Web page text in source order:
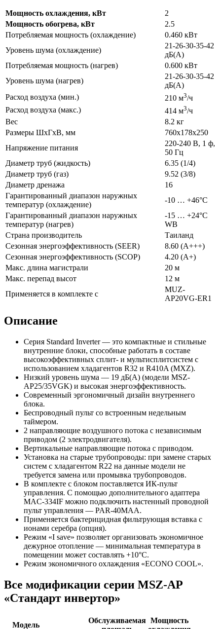
Мощность охлаждения, кВт
2
Мощность обогрева, кВт
2.5
Потребляемая мощность (охлаждение)
0.460 кВт
Уровень шума (охлаждение)
21-26-30-35-42
дБ(А)
Потребляемая мощность (нагрев)
0.600 кВт
Уровень шума (нагрев)
21-26-30-35-42
дБ(А)
Расход воздуха (мин.)
210 м3/ч
Расход воздуха (макс.)
414 м3/ч
Вес
8.2 кг
Размеры ШхГхВ, мм
760x178x250
Напряжение питания
220-240 В, 1 ф,
50 Гц
Диаметр труб (жидкость)
6.35 (1/4)
Диаметр труб (газ)
9.52 (3/8)
Диаметр дренажа
16
Гарантированный диапазон наружных
температур (охлаждение)
-10 … +46°C
Гарантированный диапазон наружных
температур (нагрев)
-15 … +24°C
WB
Страна производитель
Таиланд
Сезонная энергоэффективность (SEER)
8.60 (A+++)
Сезонная энергоэффективность (SCOP)
4.20 (A+)
Макс. длина магистрали
20 м
Макс. перепад высот
12 м
Применяется в комплекте с
MUZ-
AP20VG-ER1
Описание
Серия Standard Inverter — это компактные и стильные
внутренние блоки, способные работать в составе
высокоэффективных сплит- и мультисплитсистем с
использованием хладагентов R32 и R410A (MXZ).
Низкий уровень шума — 19 дБ(А) (модели MSZ-
AP25/35VGK) и высокая энергоэффективность.
Современный эргономичный дизайн внутреннего
блока.
Беспроводный пульт со встроенным недельным
таймером.
2 направляющие воздушного потока с независимым
приводом (2 электродвигателя).
Вертикальные направляющие потока с приводом.
Установка на старые трубопроводы: при замене старых
систем с хладагентом R22 на данные модели не
требуется замена или промывка трубопроводов.
В комплекте с блоком поставляется ИК-пульт
управления. С помощью дополнительного адаптера
MAC-334IF можно подключить настенный проводной
пульт управления — PAR-40MAA.
Применяется бактерицидная фильтрующая вставка с
ионами серебра (опция).
Режим «I save» позволяет организовать экономичное
дежурное отопление — минимальная температура в
помещении может составлять +10°С.
Режим экономичного охлаждения «ECONO COOL».
Все модификации серии MSZ-AP
«Стандарт инвертор»
Модель
Обслуживаемая Мощность